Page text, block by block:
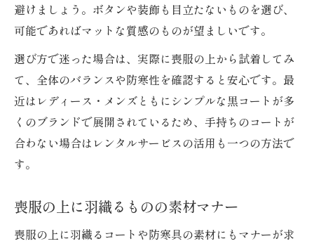
避けましょう。ボタンや装飾も目立たないものを選び、
可能であればマットな質感のものが望ましいです。
選び方で迷った場合は、実際に喪服の上から試着してみ
て、全体のバランスや防寒性を確認すると安心です。最
近はレディース・メンズともにシンプルな黒コートが多
くのブランドで展開されているため、手持ちのコートが
合わない場合はレンタルサービスの活用も一つの方法で
す。
喪服の上に羽織るものの素材マナー
喪服の上に羽織るコートや防寒具の素材にもマナーが求